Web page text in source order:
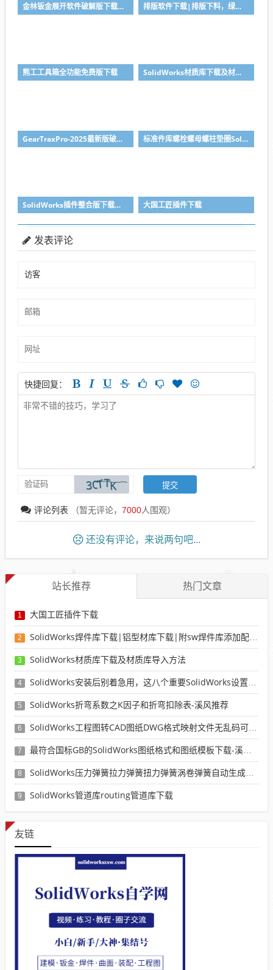
金林钣金展开软件破解版下载与安装使用教程 排版软件下载|排版下料，绿色免安装
熊工工具箱全功能免费版下载 SolidWorks材质库下载及材质库导入方法
GearTraxPro-2025最新版破解版下载，免注册免破解直接用SolidWorks齿轮/链轮/带轮插件 标准件库螺栓螺母螺柱垫圈SolidWorks标准件插件
SolidWorks插件整合版下载，适合各个版本SolidWorks 大国工匠插件下载
发表评论
快捷回复：
评论列表 （暂无评论， 7000人围观）
还没有评论，来说两句吧...
站长推荐 热门文章
1 大国工匠插件下载
2 SolidWorks焊件库下载|铝型材库下载|附sw焊件库添加配置使用教程
3 SolidWorks材质库下载及材质库导入方法
4 SolidWorks安装后别着急用，这八个重要SolidWorks设置可以提高你的画图效率
5 SolidWorks折弯系数之K因子和折弯扣除表-溪风推荐
6 SolidWorks工程图转CAD图纸DWG格式映射文件无乱码可分层-溪风亲测推荐
7 最符合国标GB的SolidWorks图纸格式和图纸模板下载-溪风专用版
8 SolidWorks压力弹簧拉力弹簧扭力弹簧涡卷弹簧自动生成宏程序下载
9 SolidWorks管道库routing管道库下载
友链